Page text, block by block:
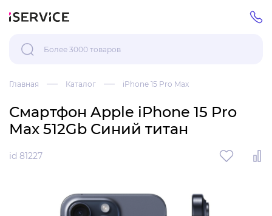
Главная Каталог iPhone 15 Pro Max
Смартфон Apple iPhone 15 Pro
Max 512Gb Синий титан
id 81227